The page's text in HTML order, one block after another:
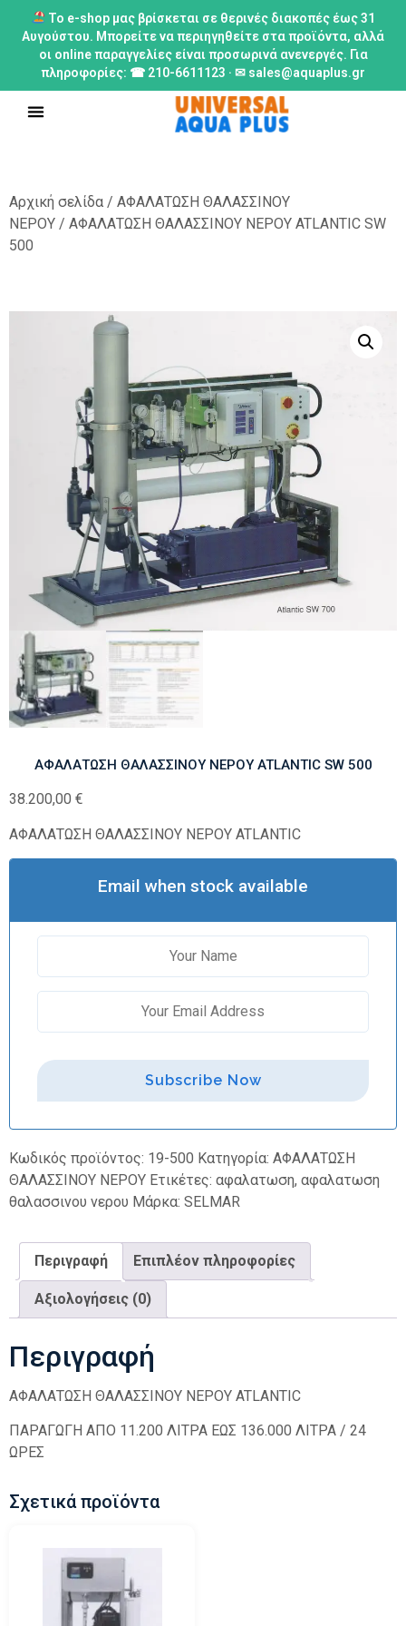
Το e-shop μας βρίσκεται σε θερινές διακοπές έως 31
Αυγούστου. Μπορείτε να περιηγηθείτε στα προϊόντα, αλλά
οι online παραγγελίες είναι προσωρινά ανενεργές. Για
πληροφορίες: ☎ 210-6611123 · ✉ sales@aquaplus.gr
Αρχική σελίδα / ΑΦΑΛΑΤΩΣΗ ΘΑΛΑΣΣΙΝΟΥ
ΝΕΡΟΥ / ΑΦΑΛΑΤΩΣΗ ΘΑΛΑΣΣΙΝΟΥ ΝΕΡΟΥ ATLANTIC SW
500
ΑΦΑΛΑΤΩΣΗ ΘΑΛΑΣΣΙΝΟΥ ΝΕΡΟΥ ATLANTIC SW 500
38.200,00 €
ΑΦΑΛΑΤΩΣΗ ΘΑΛΑΣΣΙΝΟΥ ΝΕΡΟΥ ATLANTIC
Email when stock available
Subscribe Now
Κωδικός προϊόντος: 19-500 Κατηγορία: ΑΦΑΛΑΤΩΣΗ
ΘΑΛΑΣΣΙΝΟΥ ΝΕΡΟΥ Ετικέτες: αφαλατωση, αφαλατωση
θαλασσινου νερου Μάρκα: SELMAR
Περιγραφή Επιπλέον πληροφορίες
Αξιολογήσεις (0)
Περιγραφή
ΑΦΑΛΑΤΩΣΗ ΘΑΛΑΣΣΙΝΟΥ ΝΕΡΟΥ ATLANTIC
ΠΑΡΑΓΩΓΗ ΑΠΟ 11.200 ΛΙΤΡΑ ΕΩΣ 136.000 ΛΙΤΡΑ / 24
ΩΡΕΣ
Σχετικά προϊόντα